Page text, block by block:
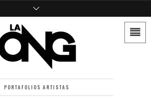
PORTAFOLIOS ARTISTAS